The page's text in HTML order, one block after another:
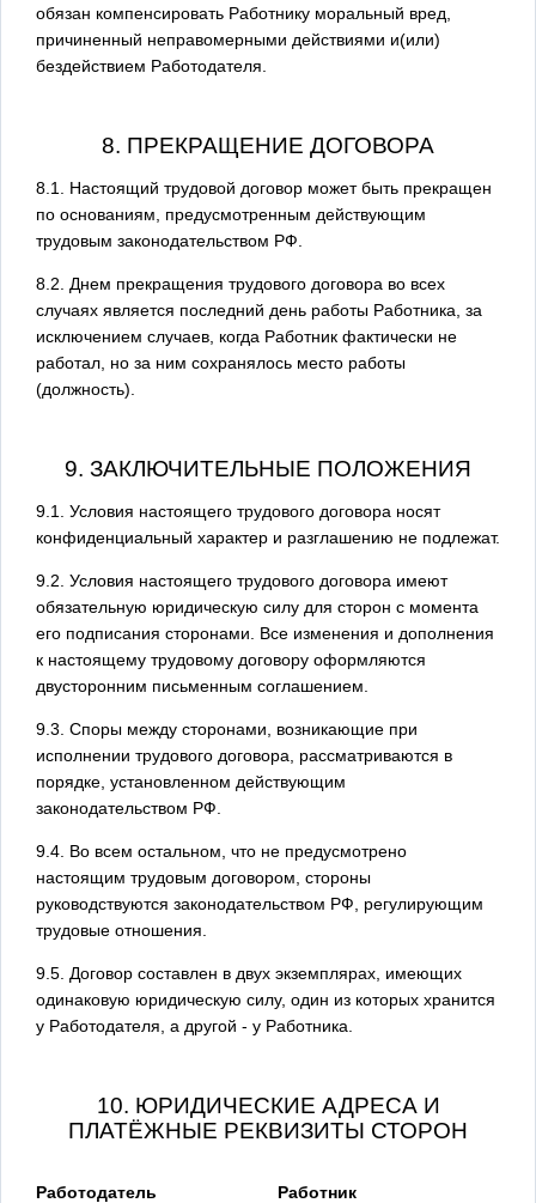
обязан компенсировать Работнику моральный вред,
причиненный неправомерными действиями и(или)
бездействием Работодателя.
8. ПРЕКРАЩЕНИЕ ДОГОВОРА
8.1. Настоящий трудовой договор может быть прекращен
по основаниям, предусмотренным действующим
трудовым законодательством РФ.
8.2. Днем прекращения трудового договора во всех
случаях является последний день работы Работника, за
исключением случаев, когда Работник фактически не
работал, но за ним сохранялось место работы
(должность).
9. ЗАКЛЮЧИТЕЛЬНЫЕ ПОЛОЖЕНИЯ
9.1. Условия настоящего трудового договора носят
конфиденциальный характер и разглашению не подлежат.
9.2. Условия настоящего трудового договора имеют
обязательную юридическую силу для сторон с момента
его подписания сторонами. Все изменения и дополнения
к настоящему трудовому договору оформляются
двусторонним письменным соглашением.
9.3. Споры между сторонами, возникающие при
исполнении трудового договора, рассматриваются в
порядке, установленном действующим
законодательством РФ.
9.4. Во всем остальном, что не предусмотрено
настоящим трудовым договором, стороны
руководствуются законодательством РФ, регулирующим
трудовые отношения.
9.5. Договор составлен в двух экземплярах, имеющих
одинаковую юридическую силу, один из которых хранится
у Работодателя, а другой - у Работника.
10. ЮРИДИЧЕСКИЕ АДРЕСА И
ПЛАТЁЖНЫЕ РЕКВИЗИТЫ СТОРОН
Работодатель Работник